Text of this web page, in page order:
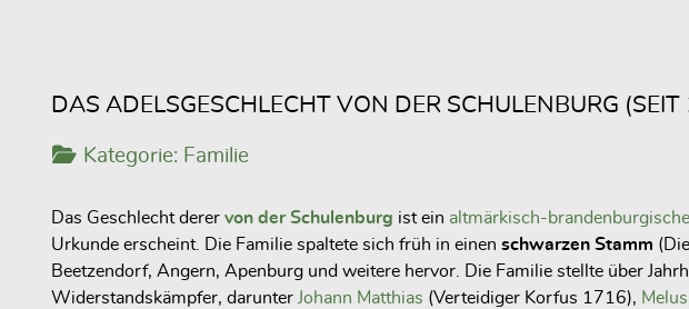
DAS ADELSGESCHLECHT VON DER SCHULENBURG
Kategorie: Familie
Das Geschlecht derer von der Schulenburg ist ein altmärkisch-
Urkunde erscheint. Die Familie spaltete sich früh in einen schwarzen Stamm
Beetzendorf, Angern, Apenburg und weitere hervor. Die Familie stellte über
Widerstandskämpfer, darunter Johann Matthias (Verteidiger Korfus 1716),